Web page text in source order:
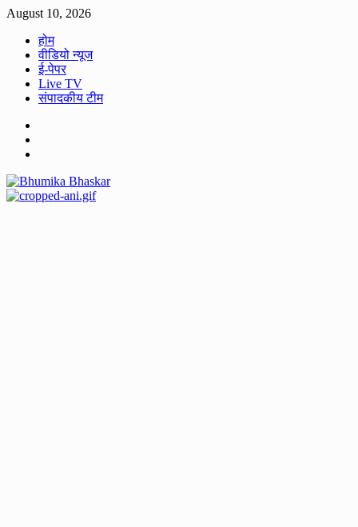
Skip
content
August 10, 2026
होम
वीडियो न्यूज
ई-पेपर
Live TV
संपादकीय टीम